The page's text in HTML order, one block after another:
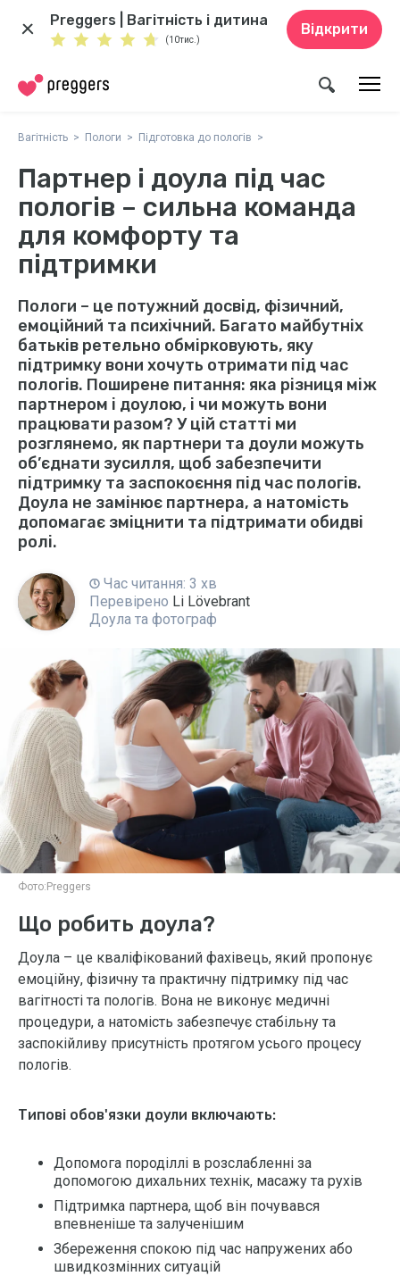
Preggers | Вагітність і дитина
(10тис.)
Відкрити
Вагітність Пологи Підготовка до пологів
Партнер і доула під час
пологів – сильна команда
для комфорту та
підтримки
Пологи – це потужний досвід, фізичний,
емоційний та психічний. Багато майбутніх
батьків ретельно обмірковують, яку
підтримку вони хочуть отримати під час
пологів. Поширене питання: яка різниця між
партнером і доулою, і чи можуть вони
працювати разом? У цій статті ми
розглянемо, як партнери та доули можуть
об’єднати зусилля, щоб забезпечити
підтримку та заспокоєння під час пологів.
Доула не замінює партнера, а натомість
допомагає зміцнити та підтримати обидві
ролі.
Час читання: 3 хв
Перевірено Li Lövebrant
Доула та фотограф
Фото: Preggers
Що робить доула?
Доула – це кваліфікований фахівець, який пропонує
емоційну, фізичну та практичну підтримку під час
вагітності та пологів. Вона не виконує медичні
процедури, а натомість забезпечує стабільну та
заспокійливу присутність протягом усього процесу
пологів.
Типові обов'язки доули включають:
Допомога породіллі в розслабленні за
допомогою дихальних технік, масажу та рухів
Підтримка партнера, щоб він почувався
впевненіше та залученішим
Збереження спокою під час напружених або
швидкозмінних ситуацій